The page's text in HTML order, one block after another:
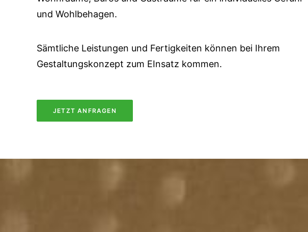
und Wohlbehagen.
Sämtliche Leistungen und Fertigkeiten können bei Ihrem
Gestaltungskonzept zum EInsatz kommen.
JETZT ANFRAGEN